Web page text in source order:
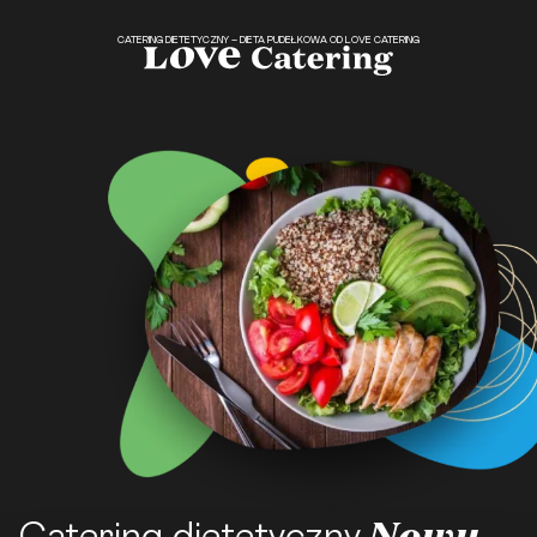
CATERING DIETETYCZNY – DIETA PUDEŁKOWA OD LOVE CATERING